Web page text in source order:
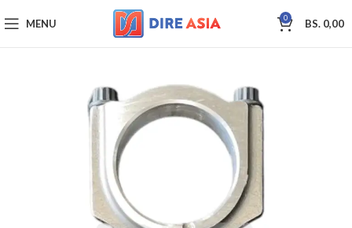
MENU 0 BS. 0,00